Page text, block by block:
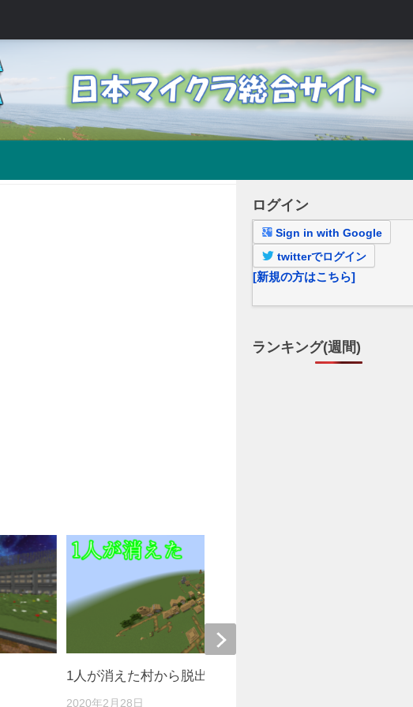
1人が消えた村から脱出
2020年2月28日
ログイン
Sign in with Google
twitterでログイン
[新規の方はこちら]
ランキング(週間)